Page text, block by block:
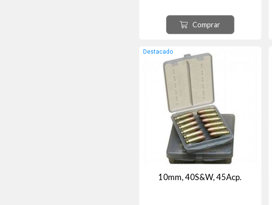
24Nosler, 22Br., 22Cheetah, 22Ppc,
22Rem. Jet., 22Sav., 220Rus.,
224Valkyrie, 350Legend, 351-401Win.,
BR-DX, 6mm Norma BR, 7mm BR, 7.9...
Comprar
Destacado
10mm, 40S&W, 45Acp.